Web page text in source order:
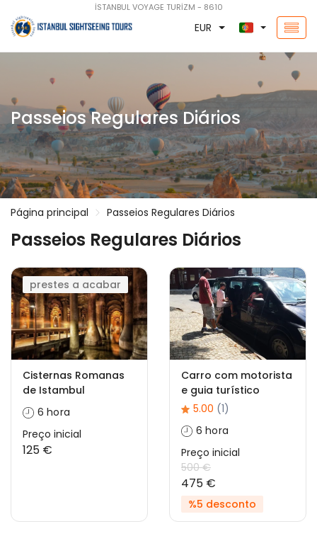
İSTANBUL VOYAGE TURİZM - 8610
EUR
Passeios Regulares Diários
Página principal Passeios Regulares Diários
Passeios Regulares Diários
prestes a acabar
Cisternas Romanas
de Istambul
6 hora
Preço inicial
125 €
Carro com motorista
e guia turístico
5.00 (1)
6 hora
Preço inicial
500 €
475 €
%5 desconto